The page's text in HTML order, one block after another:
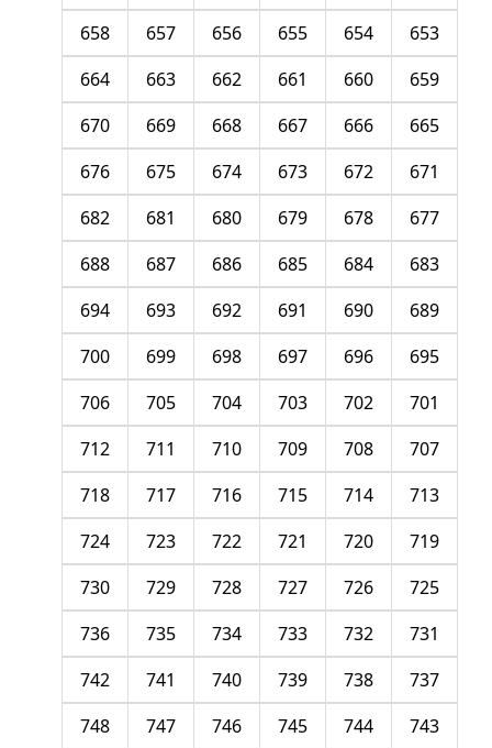
653
654
655
656
657
658
659
660
661
662
663
664
665
666
667
668
669
670
671
672
673
674
675
676
677
678
679
680
681
682
683
684
685
686
687
688
689
690
691
692
693
694
695
696
697
698
699
700
701
702
703
704
705
706
707
708
709
710
711
712
713
714
715
716
717
718
719
720
721
722
723
724
725
726
727
728
729
730
731
732
733
734
735
736
737
738
739
740
741
742
743
744
745
746
747
748